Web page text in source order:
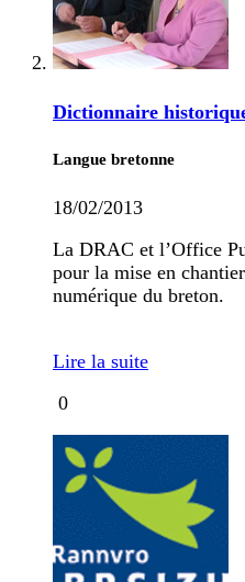
Dictionnaire
Langue bretonne
18/02/2013
La DRAC et l’Office
pour la mise en
numérique du breton.
Lire la suite
0